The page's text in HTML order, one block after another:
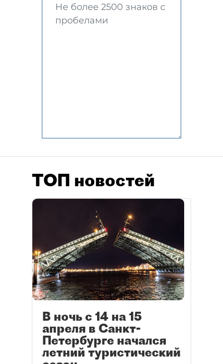
ТОП новостей
В ночь с 14 на 15
апреля в Санкт-
Петербурге начался
летний туристический